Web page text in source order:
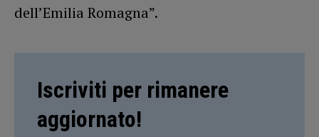
dell’Emilia Romagna”.
Iscriviti per rimanere
aggiornato!